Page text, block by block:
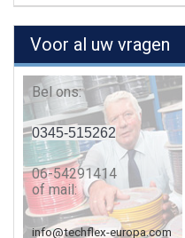
Voor al uw vragen
Bel ons:
0345-515262
06-54291414
of mail:
info@techflex-europa.com